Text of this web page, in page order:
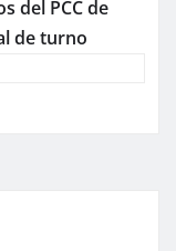
del PCC de
de turno